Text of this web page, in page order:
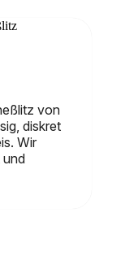
von
diskret
Wir
und